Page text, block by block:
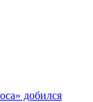
добился